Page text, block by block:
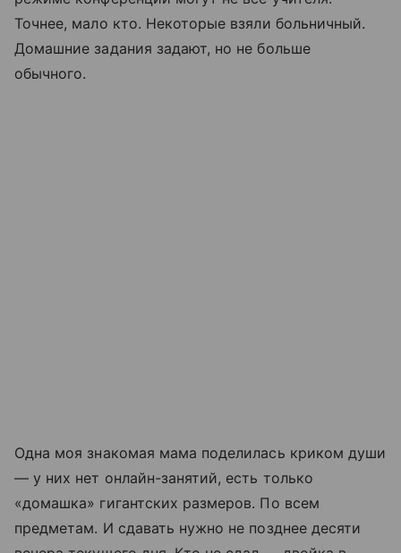
Точнее, мало кто. Некоторые взяли больничный.
Домашние задания задают, но не больше
обычного.
Одна моя знакомая мама поделилась криком души
— у них нет онлайн-занятий, есть только
«домашка» гигантских размеров. По всем
предметам. И сдавать нужно не позднее десяти